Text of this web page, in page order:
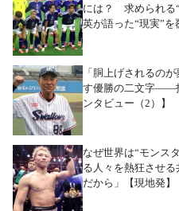
には？ 求められる
英が語った“現実”を
「胴上げされるの
す優勝の二文字――
ンタビュー（2）】
なぜ世界は“モンス
る人々を熱狂させ
だから」【現地発】